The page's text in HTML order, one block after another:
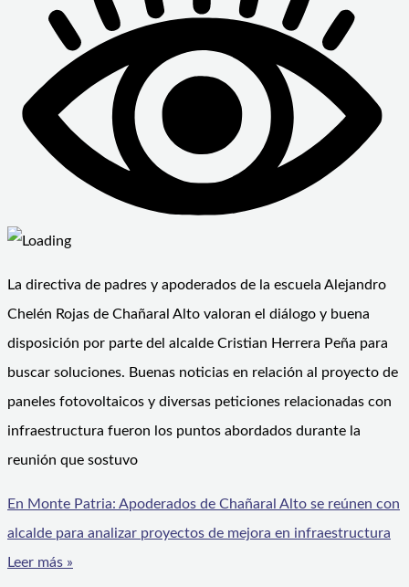
La directiva de padres y apoderados de la escuela Alejandro
Chelén Rojas de Chañaral Alto valoran el diálogo y buena
disposición por parte del alcalde Cristian Herrera Peña para
buscar soluciones. Buenas noticias en relación al proyecto de
paneles fotovoltaicos y diversas peticiones relacionadas con
infraestructura fueron los puntos abordados durante la
reunión que sostuvo
En Monte Patria: Apoderados de Chañaral Alto se reúnen con
alcalde para analizar proyectos de mejora en infraestructura
Leer más »